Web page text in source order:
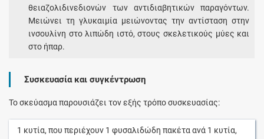
θειαζολιδινεδιονών των αντιδιαβητικών παραγόντων.
Μειώνει τη γλυκαιμία μειώνοντας την αντίσταση στην
ινσουλίνη στο λιπώδη ιστό, στους σκελετικούς μύες και
στο ήπαρ.
Συσκευασία και συγκέντρωση
Το σκεύασμα παρουσιάζει τον εξής τρόπο συσκευασίας:
1 κυτία, που περιέχουν 1 φυσαλιδώδη πακέταανά 1 κυτία,